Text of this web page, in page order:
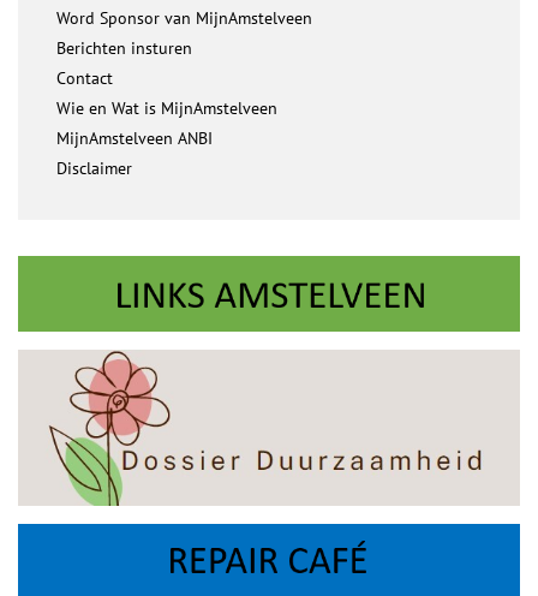
Word Sponsor van MijnAmstelveen
Berichten insturen
Contact
Wie en Wat is MijnAmstelveen
MijnAmstelveen ANBI
Disclaimer